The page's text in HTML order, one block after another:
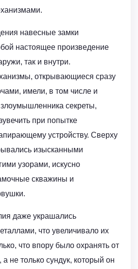
навесные замки
настоящее произведение
так и внутри.
открывающиеся сразу
имели, в том числе и
секреты,
при попытке
устройству. Сверху
изысканными
узорами, искусно
скважины и
даже украшались
что увеличивало их
что впору было охранять от
не только сундук, который он